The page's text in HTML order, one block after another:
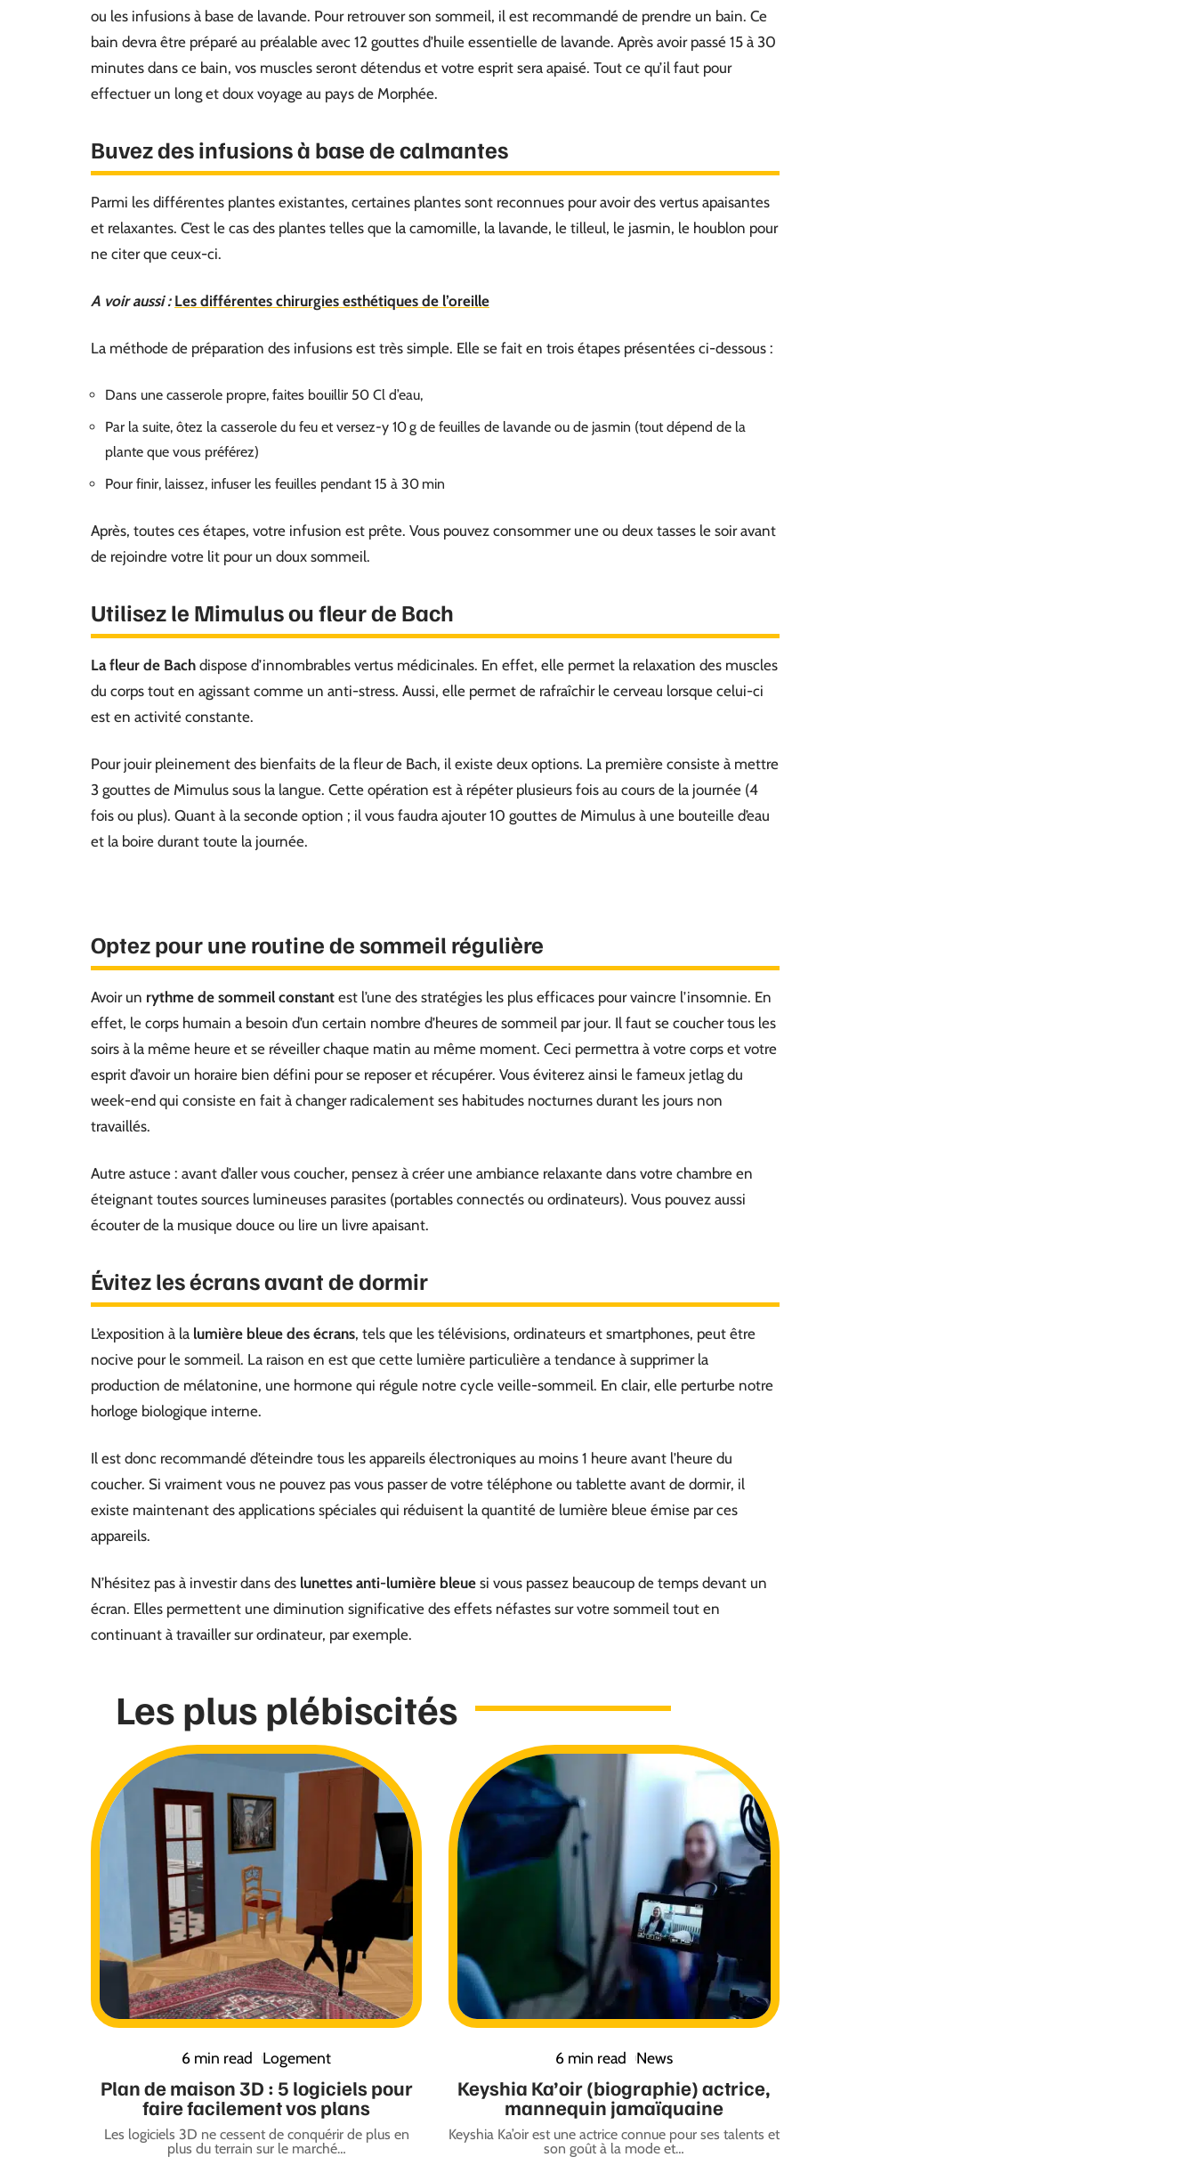
ou les infusions à base de lavande. Pour retrouver son sommeil, il est recommandé de prendre un bain. Ce
bain devra être préparé au préalable avec 12 gouttes d’huile essentielle de lavande. Après avoir passé 15 à 30
minutes dans ce bain, vos muscles seront détendus et votre esprit sera apaisé. Tout ce qu’il faut pour
effectuer un long et doux voyage au pays de Morphée.
Buvez des infusions à base de calmantes
Parmi les différentes plantes existantes, certaines plantes sont reconnues pour avoir des vertus apaisantes
et relaxantes. C’est le cas des plantes telles que la camomille, la lavande, le tilleul, le jasmin, le houblon pour
ne citer que ceux-ci.
A voir aussi : Les différentes chirurgies esthétiques de l’oreille
La méthode de préparation des infusions est très simple. Elle se fait en trois étapes présentées ci-dessous :
Dans une casserole propre, faites bouillir 50 Cl d’eau,
Par la suite, ôtez la casserole du feu et versez-y 10 g de feuilles de lavande ou de jasmin (tout dépend de la
plante que vous préférez)
Pour finir, laissez, infuser les feuilles pendant 15 à 30 min
Après, toutes ces étapes, votre infusion est prête. Vous pouvez consommer une ou deux tasses le soir avant
de rejoindre votre lit pour un doux sommeil.
Utilisez le Mimulus ou fleur de Bach
La fleur de Bach dispose d’innombrables vertus médicinales. En effet, elle permet la relaxation des muscles
du corps tout en agissant comme un anti-stress. Aussi, elle permet de rafraîchir le cerveau lorsque celui-ci
est en activité constante.
Pour jouir pleinement des bienfaits de la fleur de Bach, il existe deux options. La première consiste à mettre
3 gouttes de Mimulus sous la langue. Cette opération est à répéter plusieurs fois au cours de la journée (4
fois ou plus). Quant à la seconde option ; il vous faudra ajouter 10 gouttes de Mimulus à une bouteille d’eau
et la boire durant toute la journée.
Optez pour une routine de sommeil régulière
Avoir un rythme de sommeil constant est l’une des stratégies les plus efficaces pour vaincre l’insomnie. En
effet, le corps humain a besoin d’un certain nombre d’heures de sommeil par jour. Il faut se coucher tous les
soirs à la même heure et se réveiller chaque matin au même moment. Ceci permettra à votre corps et votre
esprit d’avoir un horaire bien défini pour se reposer et récupérer. Vous éviterez ainsi le fameux jetlag du
week-end qui consiste en fait à changer radicalement ses habitudes nocturnes durant les jours non
travaillés.
Autre astuce : avant d’aller vous coucher, pensez à créer une ambiance relaxante dans votre chambre en
éteignant toutes sources lumineuses parasites (portables connectés ou ordinateurs). Vous pouvez aussi
écouter de la musique douce ou lire un livre apaisant.
Évitez les écrans avant de dormir
L’exposition à la lumière bleue des écrans, tels que les télévisions, ordinateurs et smartphones, peut être
nocive pour le sommeil. La raison en est que cette lumière particulière a tendance à supprimer la
production de mélatonine, une hormone qui régule notre cycle veille-sommeil. En clair, elle perturbe notre
horloge biologique interne.
Il est donc recommandé d’éteindre tous les appareils électroniques au moins 1 heure avant l’heure du
coucher. Si vraiment vous ne pouvez pas vous passer de votre téléphone ou tablette avant de dormir, il
existe maintenant des applications spéciales qui réduisent la quantité de lumière bleue émise par ces
appareils.
N’hésitez pas à investir dans des lunettes anti-lumière bleue si vous passez beaucoup de temps devant un
écran. Elles permettent une diminution significative des effets néfastes sur votre sommeil tout en
continuant à travailler sur ordinateur, par exemple.
Les plus plébiscités
6 min read Logement
Plan de maison 3D : 5 logiciels pour
faire facilement vos plans
Les logiciels 3D ne cessent de conquérir de plus en
plus du terrain sur le marché…
6 min read News
Keyshia Ka’oir (biographie) actrice,
mannequin jamaïquaine
Keyshia Ka’oir est une actrice connue pour ses talents et
son goût à la mode et…